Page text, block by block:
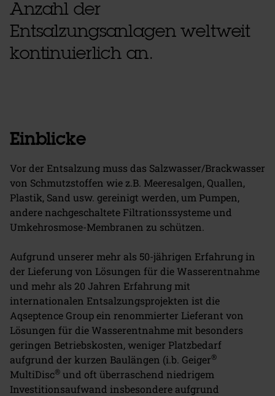
Anzahl der
Entsalzungsanlagen weltweit
kontinuierlich an.
Einblicke
Vor der Entsalzung muss das Salzwasser/Brackwasser
von Schmutzstoffen wie z.B. Meeresalgen, Quallen,
Plastik, Sand usw. gereinigt werden, um Pumpen,
andere nachgeschaltete Filtrationssysteme und
Umkehrosmose-Membranen zu schützen.
Aufgrund unserer mehr als 50-jährigen Erfahrung in
der Lieferung von Lösungen für die Wasserentnahme
und mehr als 20 Jahren Erfahrung mit
internationalen Entsalzungsprojekten ist die
Aqseptence Group ein renommierter Lieferant von
Lösungen für die Wasserentnahme mit besonders
geringen Betriebskosten, weniger Platzbedarf
aufgrund der kurzen Baulängen (i.b. Geiger®
MultiDisc® und oft überraschend niedrigem
Investitionsaufwand insbesondere aufgrund